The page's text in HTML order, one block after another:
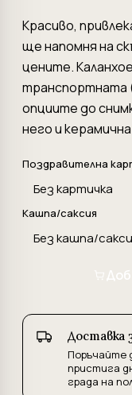
Красиво,
ще напомня на
цените.
транспортната
опциите до
него и
Поздравителна
Кашпа/саксия
Доставка
Поръчайте
пристига
града на